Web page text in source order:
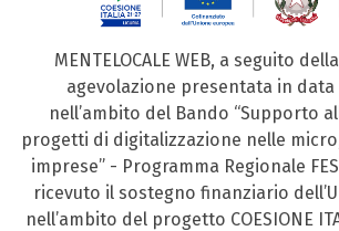
MENTELOCALE WEB, a seguito
agevolazione presentata in data
nell’ambito del Bando “Supporto
progetti di digitalizzazione nelle
imprese” - Programma Regionale
ricevuto il sostegno finanziario
nell’ambito del progetto COESIONE